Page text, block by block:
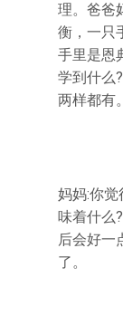
理。爸爸
衡，一只
手里是恩
学到什么
两样都有。
妈妈:你
味着什么
后会好一
了。